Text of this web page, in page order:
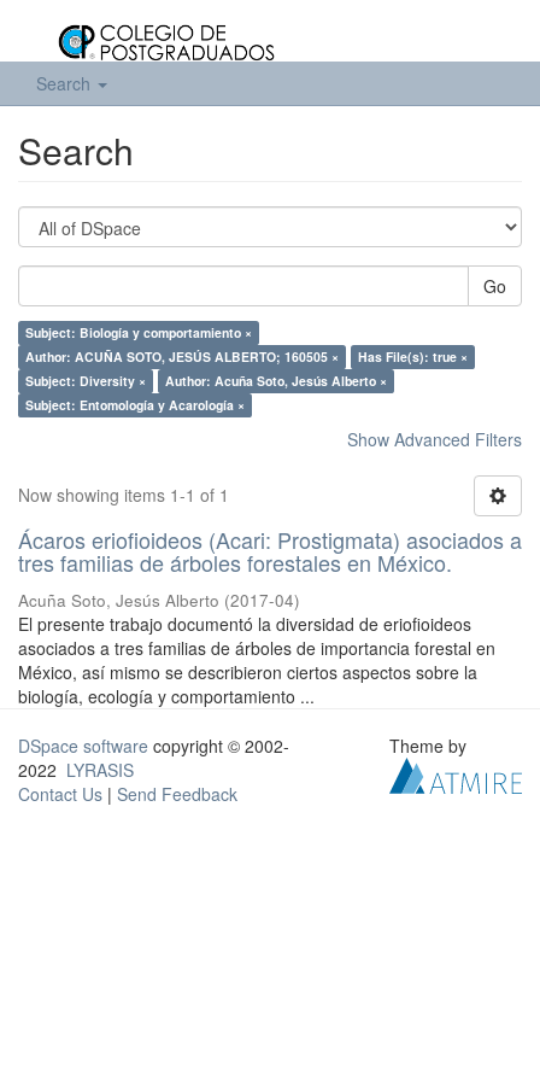
Search
Search
Go
Subject: Biología y comportamiento ×
Author: ACUÑA SOTO, JESÚS ALBERTO; 160505 ×
Has File(s): true ×
Subject: Diversity ×
Author: Acuña Soto, Jesús Alberto ×
Subject: Entomología y Acarología ×
Show Advanced Filters
Now showing items 1-1 of 1
Ácaros eriofioideos (Acari: Prostigmata) asociados a
tres familias de árboles forestales en México.
Acuña Soto, Jesús Alberto (2017-04)
El presente trabajo documentó la diversidad de eriofioideos
asociados a tres familias de árboles de importancia forestal en
México, así mismo se describieron ciertos aspectos sobre la
biología, ecología y comportamiento ...
DSpace software copyright © 2002-
2022 LYRASIS
Contact Us | Send Feedback
Theme by